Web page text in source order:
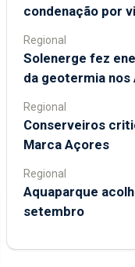
condenação por
Regional
Solenerge fez
da geotermia nos
Regional
Conserveiros
Marca Açores
Regional
Aquaparque
setembro